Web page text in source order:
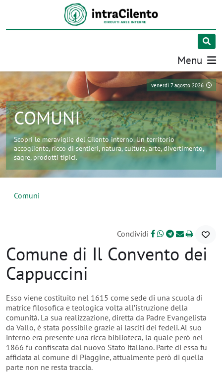
Menu
venerdì 7 agosto 2026
COMUNI
Scopri le meraviglie del Cilento interno. Un territorio
accogliente, ricco di sentieri, natura, cultura, arte, divertimento,
sagre, prodotti tipici.
Comuni
Condividi
Comune di Il Convento dei
Cappuccini
Esso viene costituito nel 1615 come sede di una scuola di
matrice filosofica e teologica volta all’istruzione della
comunità. La sua realizzazione, diretta da Padre Evangelista
da Vallo, è stata possibile grazie ai lasciti dei fedeli. Al suo
interno era presente una ricca biblioteca, la quale però nel
1866 fu confiscata dal nuovo Stato italiano. Parte di essa fu
affidata al comune di Piaggine, attualmente però di quella
parte non ne resta traccia.